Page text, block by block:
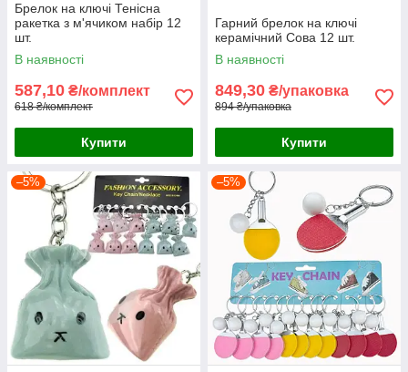
Брелок на ключі Тенісна
ракетка з м'ячиком набір 12
шт.
В наявності
587,10 ₴/комплект
618 ₴/комплект
Купити
Гарний брелок на ключі
керамічний Сова 12 шт.
В наявності
849,30 ₴/упаковка
894 ₴/упаковка
Купити
–5% –5%